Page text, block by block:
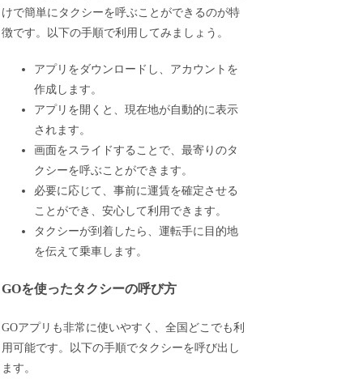
けで簡単にタクシーを呼ぶことができるのが特
徴です。以下の手順で利用してみましょう。
アプリをダウンロードし、アカウントを
作成します。
アプリを開くと、現在地が自動的に表示
されます。
画面をスライドすることで、最寄りのタ
クシーを呼ぶことができます。
必要に応じて、事前に運賃を確定させる
ことができ、安心して利用できます。
タクシーが到着したら、運転手に目的地
を伝えて乗車します。
GOを使ったタクシーの呼び方
GOアプリも非常に使いやすく、全国どこでも利
用可能です。以下の手順でタクシーを呼び出し
ます。